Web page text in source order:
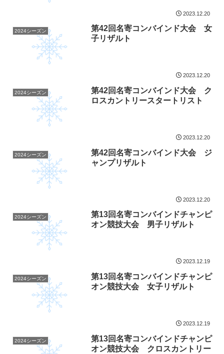
2023.12.20
2024シーズン
第42回名寄コンバインド大会 女
子リザルト
2023.12.20
2024シーズン
第42回名寄コンバインド大会 ク
ロスカントリースタートリスト
2023.12.20
2024シーズン
第42回名寄コンバインド大会 ジ
ャンプリザルト
2023.12.20
2024シーズン
第13回名寄コンバインドチャンピ
オン競技大会 男子リザルト
2023.12.19
2024シーズン
第13回名寄コンバインドチャンピ
オン競技大会 女子リザルト
2023.12.19
2024シーズン
第13回名寄コンバインドチャンピ
オン競技大会 クロスカントリー